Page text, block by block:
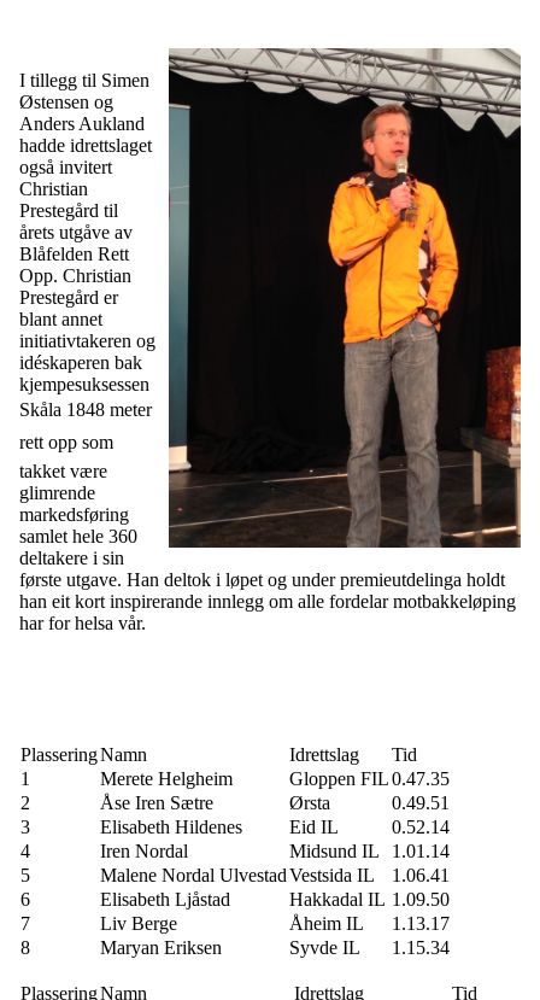
I tillegg til Simen
Østensen og
Anders Aukland
hadde idrettslaget
også invitert
Christian
Prestegård til
årets utgåve av
Blåfelden Rett
Opp. Christian
Prestegård er
blant annet
initiativtakeren og
idéskaperen bak
kjempesuksessen
Skåla 1848 meter
rett opp som
takket være
glimrende
markedsføring
samlet hele 360
deltakere i sin
første utgave. Han deltok i løpet og under premieutdelinga holdt
han eit kort inspirerande innlegg om alle fordelar motbakkeløping
har for helsa vår.
PlasseringNamn Idrettslag
Tid
1
Merete Helgheim Gloppen FIL0.47.35
2
Åse Iren Sætre Ørsta
0.49.51
3
Elisabeth Hildenes Eid IL
0.52.14
4
Iren Nordal Midsund IL
1.01.14
5
Malene Nordal UlvestadVestsida IL
1.06.41
6
Elisabeth Ljåstad Hakkadal IL 1.09.50
7
Liv Berge Åheim IL
1.13.17
8
Maryan Eriksen Syvde IL 1.15.34
PlasseringNamn Idrettslag
Tid